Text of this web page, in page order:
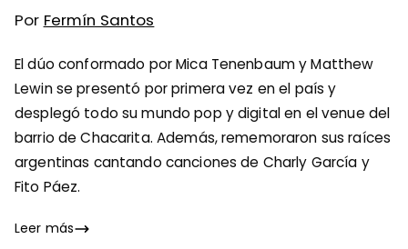
Por Fermín Santos
El dúo conformado por Mica Tenenbaum y Matthew
Lewin se presentó por primera vez en el país y
desplegó todo su mundo pop y digital en el venue del
barrio de Chacarita. Además, rememoraron sus raíces
argentinas cantando canciones de Charly García y
Fito Páez.
Leer más